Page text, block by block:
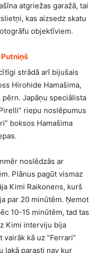
atgriežas garažā, tai
kas aizsedz skatu
objektīviem.
strādā arī bijušais
Hirohide Hamašima,
Japāņu speciālista
riepu noslēpumus
boksos Hamašima
noslēdzās ar
Plānus pagūt vismaz
Kimi Raikonens, kurš
par 20 minūtēm. Ņemot
10-15 minūtēm, tad tas
Kimi interviju bija
kā uz “Ferrari”
lakā parasti nav kur